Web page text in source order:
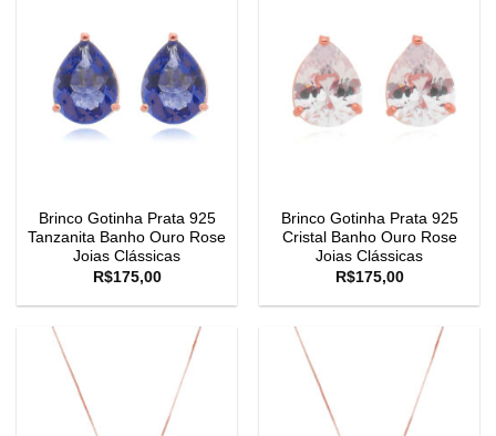
Brinco Gotinha Prata 925
Tanzanita Banho Ouro Rose
Joias Clássicas
R$175,00
Brinco Gotinha Prata 925
Cristal Banho Ouro Rose
Joias Clássicas
R$175,00